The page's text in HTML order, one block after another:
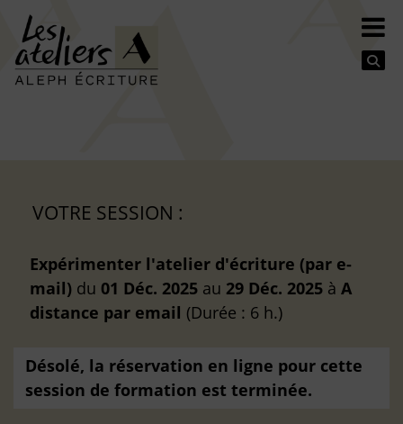
VOTRE SESSION :
Expérimenter l'atelier d'écriture (par e-
mail) du 01 Déc. 2025 au 29 Déc. 2025 à A
distance par email (Durée : 6 h.)
Désolé, la réservation en ligne pour cette
session de formation est terminée.